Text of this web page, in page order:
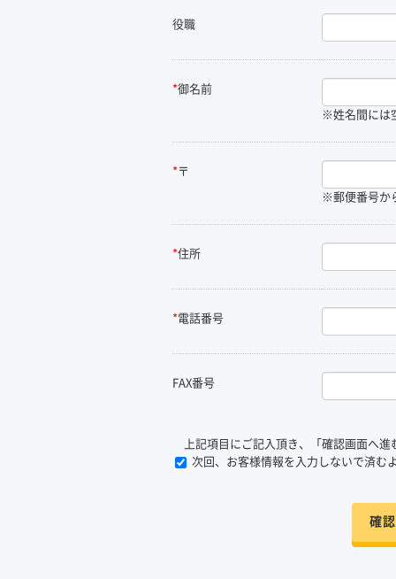
役職
*御名前
※姓名間には
* 〒
※郵便番号か
*住所
*電話番号
FAX番号
上記項目にご記入頂き、「確認画面へ進
次回、お客様情報を入力しないで済む
確